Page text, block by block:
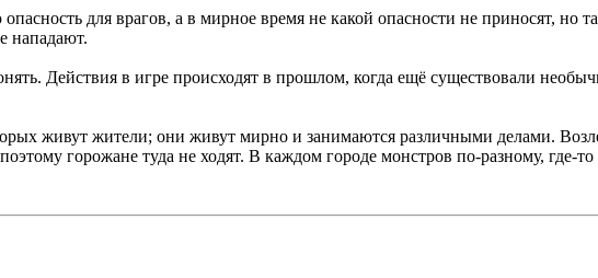
для врагов, а в мирное время не какой опасности не приносят, но
нападают.
Действия в игре происходят в прошлом, когда ещё существовали
живут жители; они живут мирно и занимаются различными делами.
горожане туда не ходят. В каждом городе монстров по-разному, где-